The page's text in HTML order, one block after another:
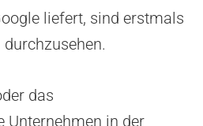
liefert, sind erstmals
das
Unternehmen in der